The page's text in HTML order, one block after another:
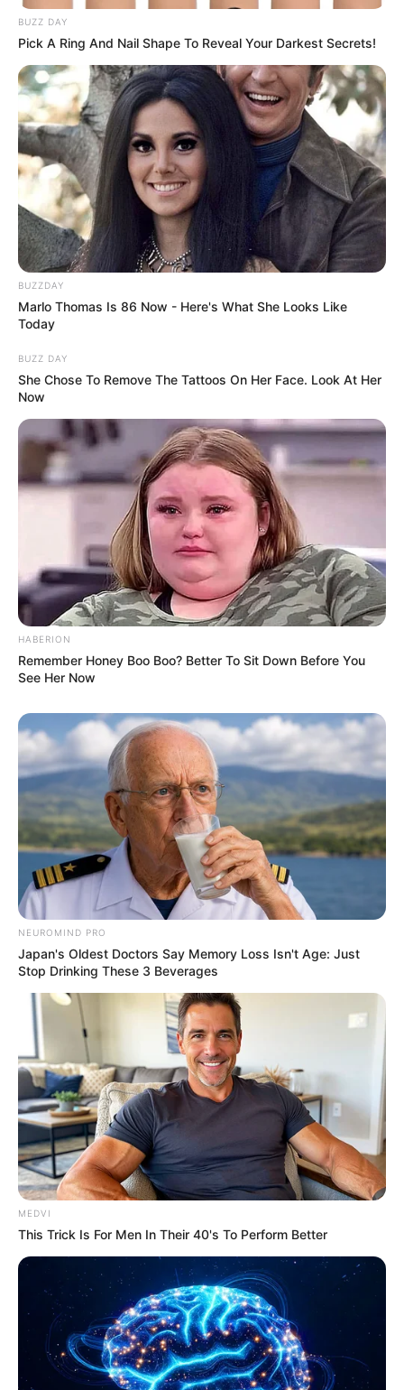
TAGS
ΔΡΟΜΟΣ
ΛΕΩΦΟΡΟΣ ΧΑΪΝΑ ΧΑΛΚΙΔΑ ΝΕΑ
ΤΑΥΤΟΤΗΤΑ ΚΑΙ ΕΠΙΚΟΙΝΩΝΙΑ ΟΡΟΙ ΧΡΗΣΗΣ
BUZZ DAY
Pick A Ring And Nail Shape To Reveal Your Darkest Secrets!
BUZZDAY
Marlo Thomas Is 86 Now - Here's What She Looks Like
Today
BUZZ DAY
She Chose To Remove The Tattoos On Her Face. Look At Her
Now
HABERION
Remember Honey Boo Boo? Better To Sit Down Before You
See Her Now
NEUROMIND PRO
Japan's Oldest Doctors Say Memory Loss Isn't Age: Just
Stop Drinking These 3 Beverages
MEDVI
This Trick Is For Men In Their 40's To Perform Better